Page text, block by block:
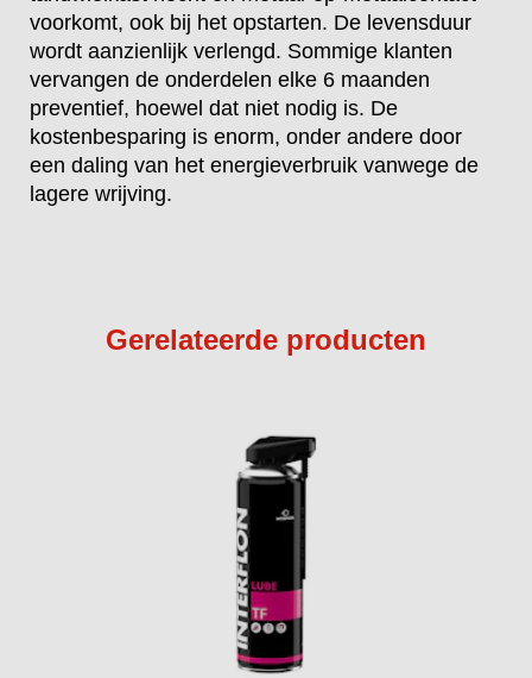
voorkomt, ook bij het opstarten. De levensduur
wordt aanzienlijk verlengd. Sommige klanten
vervangen de onderdelen elke 6 maanden
preventief, hoewel dat niet nodig is. De
kostenbesparing is enorm, onder andere door
een daling van het energieverbruik vanwege de
lagere wrijving.
Gerelateerde producten